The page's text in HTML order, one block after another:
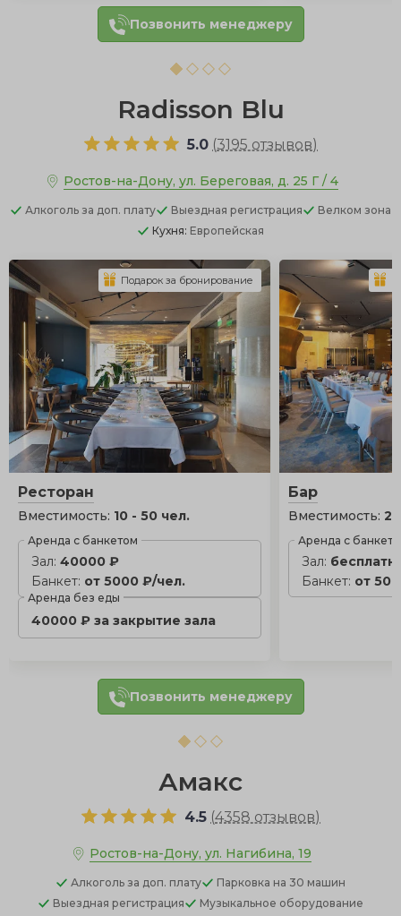
Позвонить менеджеру
Radisson Blu
5.0 (3195 отзывов)
Ростов-на-Дону, ул. Береговая, д. 25 Г / 4
Алкоголь за доп. плату Выездная регистрация
Велком зона
Кухня: Европейская
Ресторан
Вместимость: 10 - 50 чел.
Аренда с банкетом
Зал: 40000 ₽
Банкет: от 5000 ₽/чел.
Аренда без еды
40000 ₽ за закрытие зала
Подарок за бронирование
Бар
Вместимость:
Аренда с
Зал:
Банкет: от
Позвонить менеджеру
Амакс
4.5 (4358 отзывов)
Ростов-на-Дону, ул. Нагибина, 19
Алкоголь за доп. плату Парковка на 30 машин
Выездная регистрация
Музыкальное оборудование